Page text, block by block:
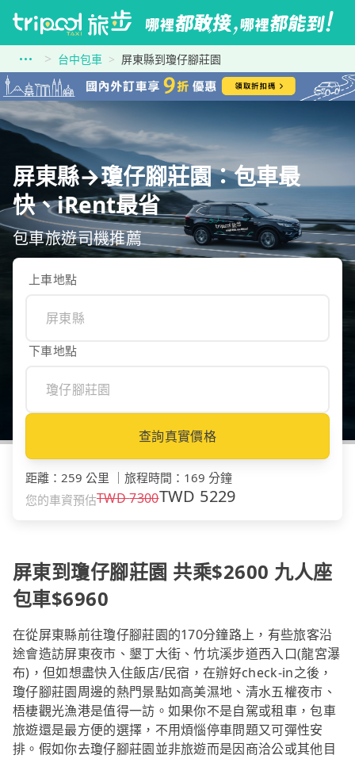
台中包車 屏東縣到瓊仔腳莊園
屏東縣→瓊仔腳莊園：包車最
快、iRent最省
包車旅遊司機推薦
上車地點
下車地點
查詢真實價格
距離 ： 259 公里 旅程時間 ： 169 分鐘
您的車資預估TWD7300TWD 5229
屏東到瓊仔腳莊園 共乘$2600 九人座
包車$6960
在從屏東縣前往瓊仔腳莊園的170分鐘路上，有些旅客沿
途會造訪屏東夜市、墾丁大街、竹坑溪步道西入口(龍宮瀑
布)，但如想盡快入住飯店/民宿，在辦好check-in之後，
瓊仔腳莊園周邊的熱門景點如高美濕地、清水五權夜市、
梧棲觀光漁港是值得一訪。如果你不是自駕或租車，包車
旅遊還是最方便的選擇，不用煩惱停車問題又可彈性安
排。假如你去瓊仔腳莊園並非旅遊而是因商洽公或其他目